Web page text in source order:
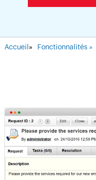
Accueil» Fonctionnalités »